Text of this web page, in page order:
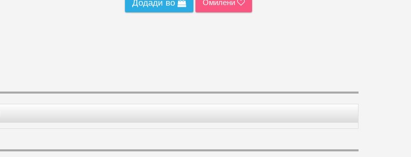
Додади во Омилени